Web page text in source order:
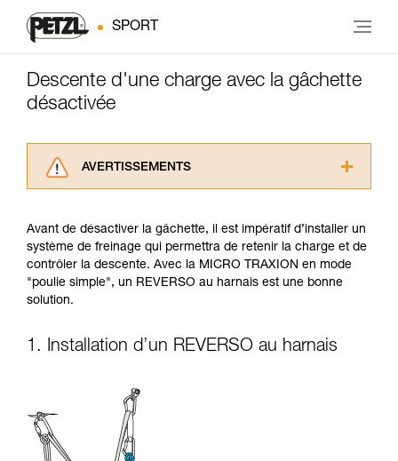
SPORT
Descente d'une charge avec la gâchette
désactivée
AVERTISSEMENTS
consulter. Vous devez avoir compris les
informations de la notice technique pour
pouvoir comprendre ce complément
d’informations.
avec un professionnel votre capacité à refaire
Nous donnons des exemples de techniques
liées à votre activité. Il peut en exister d’autres
que nous ne décrivons pas ici.
Avant de désactiver la gâchette, il est impératif d’installer un
système de freinage qui permettra de retenir la charge et de
contrôler la descente. Avec la MICRO TRAXION en mode
"poulie simple", un REVERSO au harnais est une bonne
solution.
1. Installation d’un REVERSO au harnais